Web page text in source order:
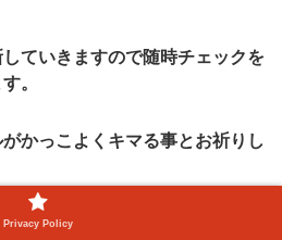
ていきますので随時チェックを
。
かっこよくキマる事とお祈りし
ンサーリンク
Privacy Policy